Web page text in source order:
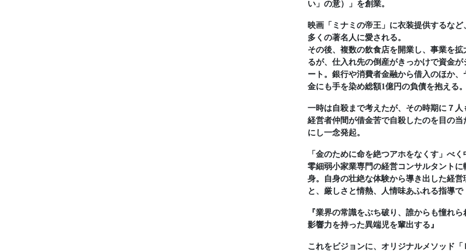
い」の意）」を創業。
映画「ミナミの帝王」に衣装提供するなど
多くの著名人に愛される。
その後、複数の飲食店を開業し、事業を拡
るが、仕入れ先の倒産がきっかけで資金が
ート。銀行や消費者金融から借入のほか、
金にも手を染め総額1億円の負債を抱える
一時は自殺まで考えたが、その時期に７人
経営者仲間が借金苦で自殺したのを目の当
にし一念発起。
「金のために命を絶つアホをなくす」べく
零細弱小家業専門の経営コンサルタントに
身。自身の壮絶な体験から導き出した経営
と、厳しさと情熱、人情味あふれる指導で
『業界の常識をぶち破り、誰からも憧れら
影響力を持った異端児を輩出する』
これをビジョンに、オリジナルメソッド「